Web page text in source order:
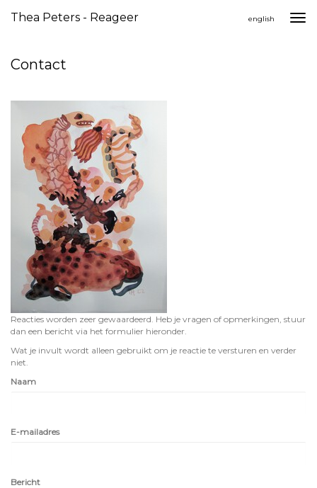
Thea Peters - Reageer english
Contact
Reacties worden zeer gewaardeerd. Heb je vragen of opmerkingen, stuur
dan een bericht via het formulier hieronder.
Wat je invult wordt alleen gebruikt om je reactie te versturen en verder
niet.
Naam
E-mailadres
Bericht